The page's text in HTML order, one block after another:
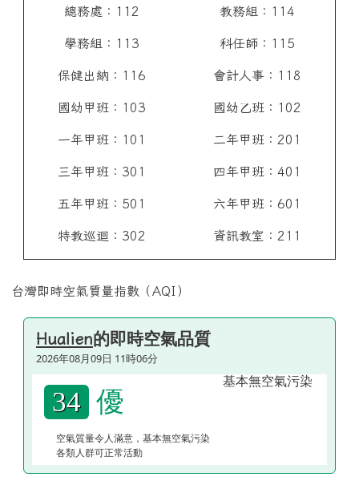
總務處：112
學務組：113
保健出納：116
國幼甲班：103
一年甲班：101
三年甲班：301
五年甲班：501
特教巡迴：302
教務組：114
科任師：115
會計人事：118
國幼乙班：102
二年甲班：201
四年甲班：401
六年甲班：601
資訊教室：211
台灣即時空氣質量指數（AQI）
Hualien的即時空氣品質
2026年08月09日 11時06分
34 優
空氣質量令人滿意，基本無空氣污染
各類人群可正常活動